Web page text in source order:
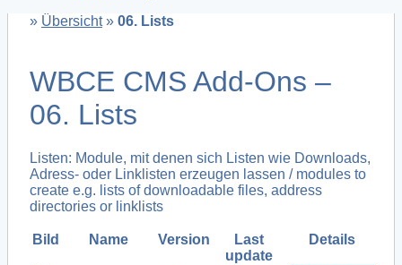
» Übersicht» 06. Lists
WBCE CMS Add-Ons –
06. Lists
Listen: Module, mit denen sich Listen wie Downloads,
Adress- oder Linklisten erzeugen lassen / modules to
create e.g. lists of downloadable files, address
directories or linklists
Bild Name Version
Last
update
Details